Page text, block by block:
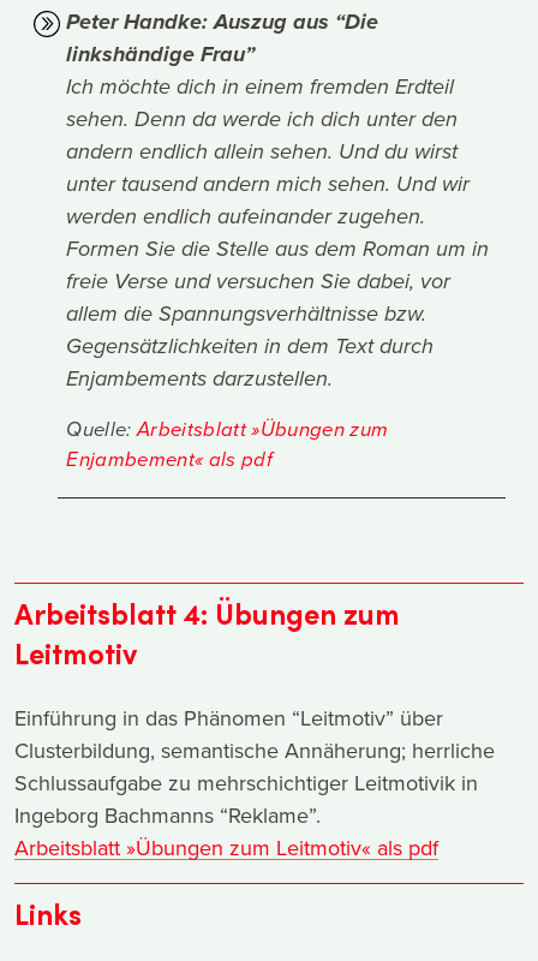
Peter Handke: Auszug aus “Die
linkshändige Frau”
Ich möchte dich in einem fremden Erdteil
sehen. Denn da werde ich dich unter den
andern endlich allein sehen. Und du wirst
unter tausend andern mich sehen. Und wir
werden endlich aufeinander zugehen.
Formen Sie die Stelle aus dem Roman um in
freie Verse und versuchen Sie dabei, vor
allem die Spannungsverhältnisse bzw.
Gegensätzlichkeiten in dem Text durch
Enjambements darzustellen.
Quelle:Arbeitsblatt »Übungen zum
Enjambement« als pdf
Arbeitsblatt 4: Übungen zum
Leitmotiv
Einführung in das Phänomen “Leitmotiv” über
Clusterbildung, semantische Annäherung; herrliche
Schlussaufgabe zu mehrschichtiger Leitmotivik in
Ingeborg Bachmanns “Reklame”.
Arbeitsblatt »Übungen zum Leitmotiv« als pdf
Links